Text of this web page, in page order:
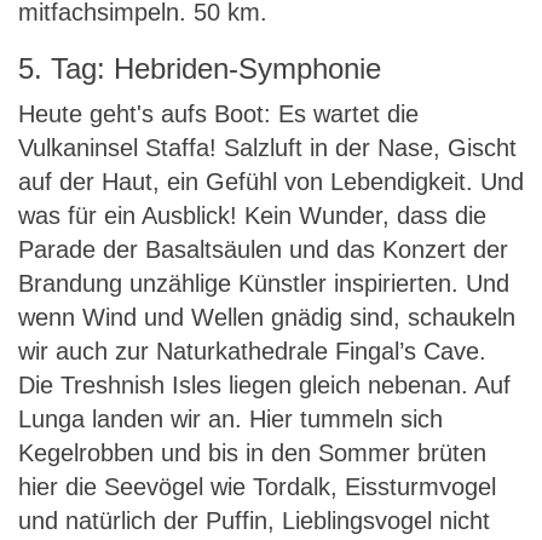
mitfachsimpeln. 50 km.
5. Tag: Hebriden-Symphonie
Heute geht's aufs Boot: Es wartet die
Vulkaninsel Staffa! Salzluft in der Nase, Gischt
auf der Haut, ein Gefühl von Lebendigkeit. Und
was für ein Ausblick! Kein Wunder, dass die
Parade der Basaltsäulen und das Konzert der
Brandung unzählige Künstler inspirierten. Und
wenn Wind und Wellen gnädig sind, schaukeln
wir auch zur Naturkathedrale Fingal’s Cave.
Die Treshnish Isles liegen gleich nebenan. Auf
Lunga landen wir an. Hier tummeln sich
Kegelrobben und bis in den Sommer brüten
hier die Seevögel wie Tordalk, Eissturmvogel
und natürlich der Puffin, Lieblingsvogel nicht